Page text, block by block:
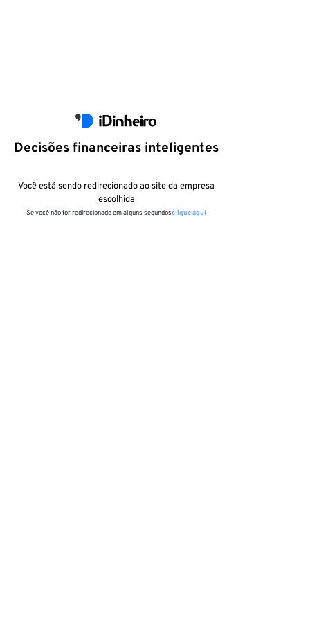
Decisões financeiras inteligentes
Você está sendo redirecionado ao site da empresa
escolhida
Se você não for redirecionado em alguns segundosclique aqui